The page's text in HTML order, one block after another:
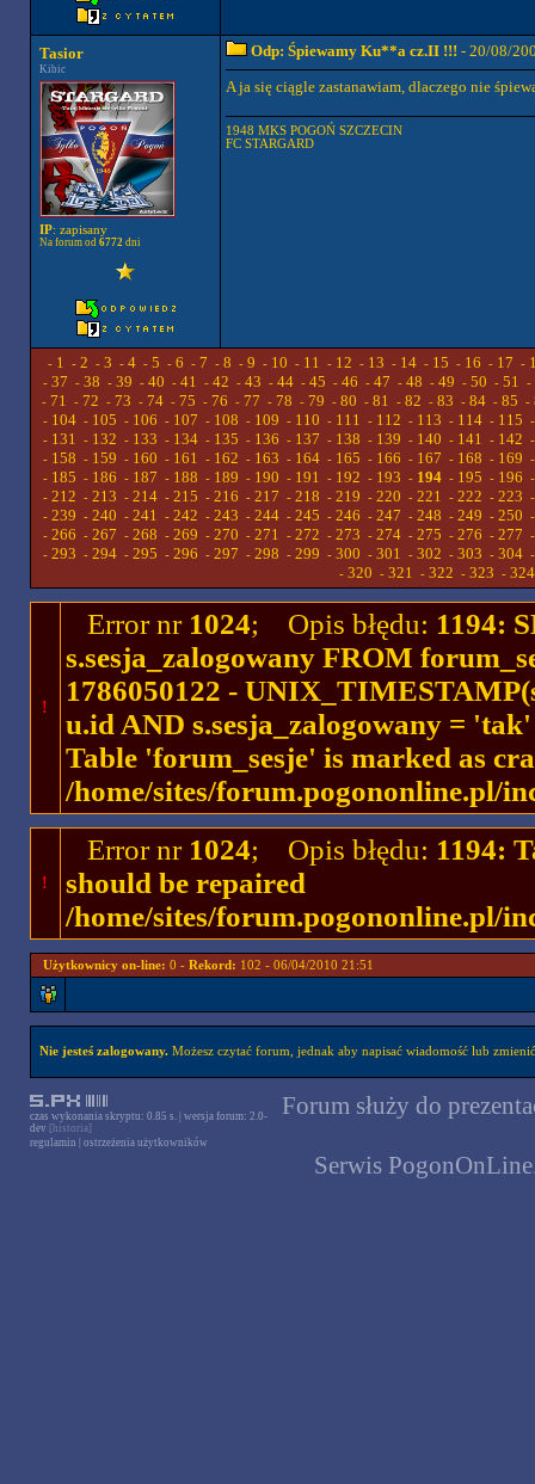
Tasior
Kibic
IP: zapisany
Na forum od 6772dni
Odp: Śpiewamy Ku**a cz.II !!! - 20/08/
A ja się ciągle zastanawiam, dlaczego nie
1948 MKS POGOŃ SZCZECIN
FC STARGARD
- 1 - 2 - 3 - 4 - 5 - 6 - 7 - 8 - 9 - 10 - 11 - 12 - 13 - 14 - 15 - 16 - 17 -
- 37 - 38 - 39 - 40 - 41 - 42 - 43 - 44- 45 - 46 - 47 - 48 - 49 - 50 - 51 -
- 71 - 72 - 73 - 74 - 75 - 76 - 77 - 78 - 79 - 80 - 81 - 82 - 83 - 84 - 85 -
- 104- 105 - 106 - 107 - 108 - 109 - 110 - 111 - 112 - 113 - 114- 115
- 131 - 132 - 133 - 134- 135 - 136 - 137 - 138 - 139 - 140 - 141 - 142
- 158 - 159 - 160 - 161 - 162 - 163 - 164- 165 - 166 - 167 - 168 - 169
- 185 - 186 - 187 - 188 - 189 - 190 - 191 - 192 - 193 - 194- 195 - 196
- 212 - 213 - 214- 215 - 216 - 217 - 218 - 219 - 220 - 221 - 222 - 223
- 239 - 240 - 241 - 242 - 243 - 244- 245 - 246 - 247 - 248 - 249 - 250
- 266 - 267 - 268 - 269 - 270 - 271 - 272 - 273 - 274- 275 - 276 - 277
- 293 - 294- 295 - 296 - 297 - 298 - 299 - 300 - 301 - 302 - 303 - 304
- 320 - 321 - 322 - 323 - 324
!
Error nr 1024; Opis błędu: 1194:
s.sesja_zalogowany FROM
1786050122 -
u.id AND s.sesja_zalogowany =
Table 'forum_sesje' is marked as
/home/sites/forum.pogononline.pl/
!
Error nr 1024; Opis błędu: 1194:
should be repaired
/home/sites/forum.pogononline.pl/
Użytkownicy on-line: 0 - Rekord: 102 - 06/04/2010 21:51
Nie jesteś zalogowany.Możesz czytać forum, jednak aby napisać wiadomość lub
czas wykonania skryptu: 0.85 s. | wersja forum: 2.0-
dev [historia]
regulamin
ostrzeżenia użytkowników
Forum służy do
Serwis